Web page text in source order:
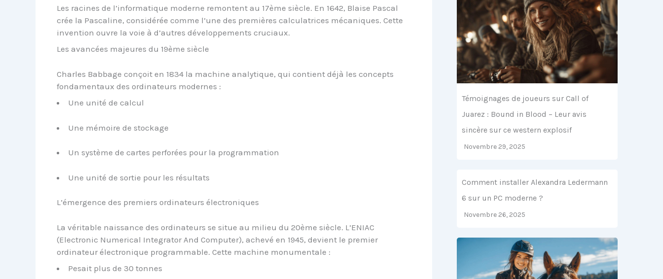
Les racines de l’informatique moderne remontent au 17ème siècle. En 1642, Blaise Pascal
crée la Pascaline, considérée comme l’une des premières calculatrices mécaniques. Cette
invention ouvre la voie à d’autres développements cruciaux.
Les avancées majeures du 19ème siècle
Charles Babbage conçoit en 1834 la machine analytique, qui contient déjà les concepts
fondamentaux des ordinateurs modernes :
Une unité de calcul
Une mémoire de stockage
Un système de cartes perforées pour la programmation
Une unité de sortie pour les résultats
L’émergence des premiers ordinateurs électroniques
La véritable naissance des ordinateurs se situe au milieu du 20ème siècle. L’ENIAC
(Electronic Numerical Integrator And Computer), achevé en 1945, devient le premier
ordinateur électronique programmable. Cette machine monumentale :
Pesait plus de 30 tonnes
Témoignages de joueurs sur Call of
Juarez : Bound in Blood – Leur avis
sincère sur ce western explosif
Novembre 29, 2025
Comment installer Alexandra Ledermann
6 sur un PC moderne ?
Novembre 26, 2025